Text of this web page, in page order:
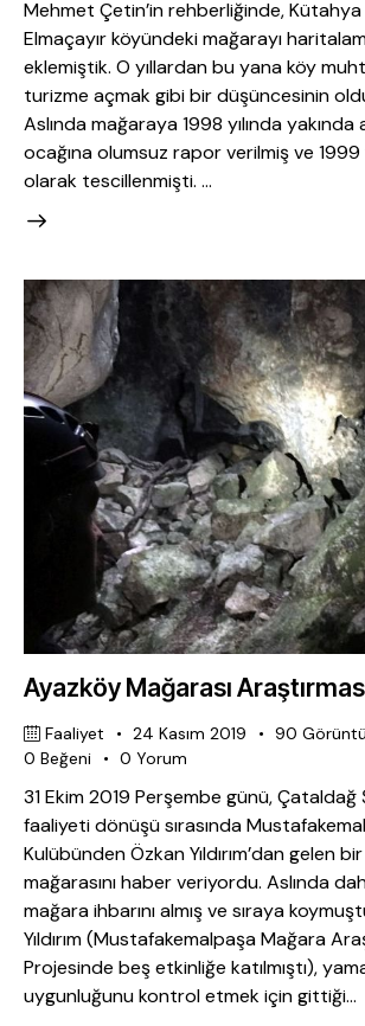
Mehmet Çetin’in rehberliğinde, Kütahya
Elmaçayır köyündeki mağarayı
eklemiştik. O yıllardan bu yana köy
turizme açmak gibi bir düşüncesinin
Aslında mağaraya 1998 yılında yakında
ocağına olumsuz rapor verilmiş ve 1999
olarak tescillenmişti. …
Ayazköy Mağarası
Faaliyet 24 Kasım 2019 90
0 Beğeni 0 Yorum
31 Ekim 2019 Perşembe günü, Çataldağ
faaliyeti dönüşü sırasında
Kulübünden Özkan Yıldırım’dan gelen
mağarasını haber veriyordu. Aslında
mağara ihbarını almış ve sıraya
Yıldırım (Mustafakemalpaşa Mağara
Projesinde beş etkinliğe katılmıştı),
uygunluğunu kontrol etmek için gittiği…